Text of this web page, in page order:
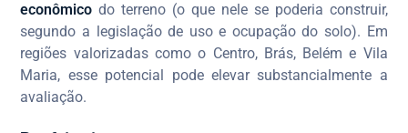
econômico do terreno (o que nele se poderia construir,
segundo a legislação de uso e ocupação do solo). Em
regiões valorizadas como o Centro, Brás, Belém e Vila
Maria, esse potencial pode elevar substancialmente a
avaliação.